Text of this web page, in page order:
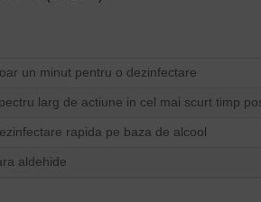
un minut pentru o dezinfectare
larg de actiune in cel mai scurt timp
rapida pe baza de alcool
aldehide